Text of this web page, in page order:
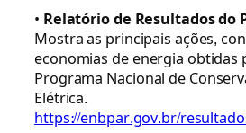
• Relatório de Resultados do
Mostra as principais ações,
economias de energia obtidas
Programa Nacional de
Elétrica.
https://enbpar.gov.br/